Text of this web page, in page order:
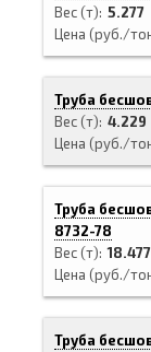
Вес (т) 5.277
Цена (руб./
Труба
Вес (т) 4.229
Цена (руб./
Труба
8732-78
Вес (т) 18.477
Цена (руб./
Труба